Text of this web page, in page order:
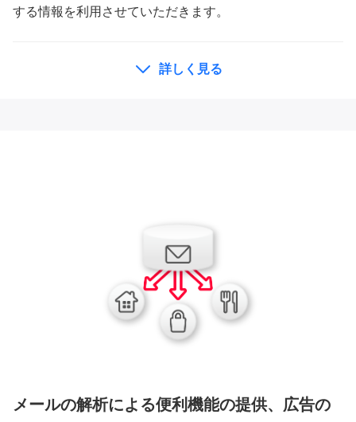
する情報を利用させていただきます。
詳しく見る
メールの解析による便利機能の提供、広告の